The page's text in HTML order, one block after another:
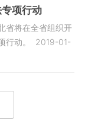
项行动
省将在全省组织开
动。
2019-01-